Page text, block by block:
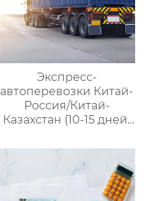
Экспресс-
автоперевозки Китай-
Россия/Китай-
Казахстан (10-15 дней)
управлению
международными
цепями поставок